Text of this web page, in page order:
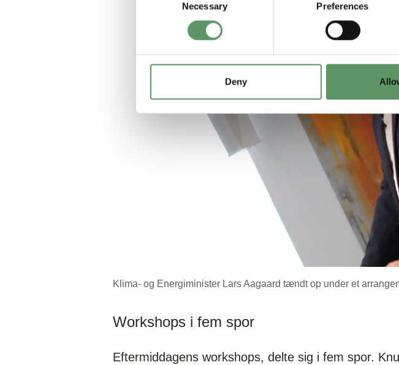
Necessary Preferences
Deny
Klima- og Energiminister Lars Aagaard tændt op under et
Workshops i fem spor
Eftermiddagens workshops, delte sig i fem spor.